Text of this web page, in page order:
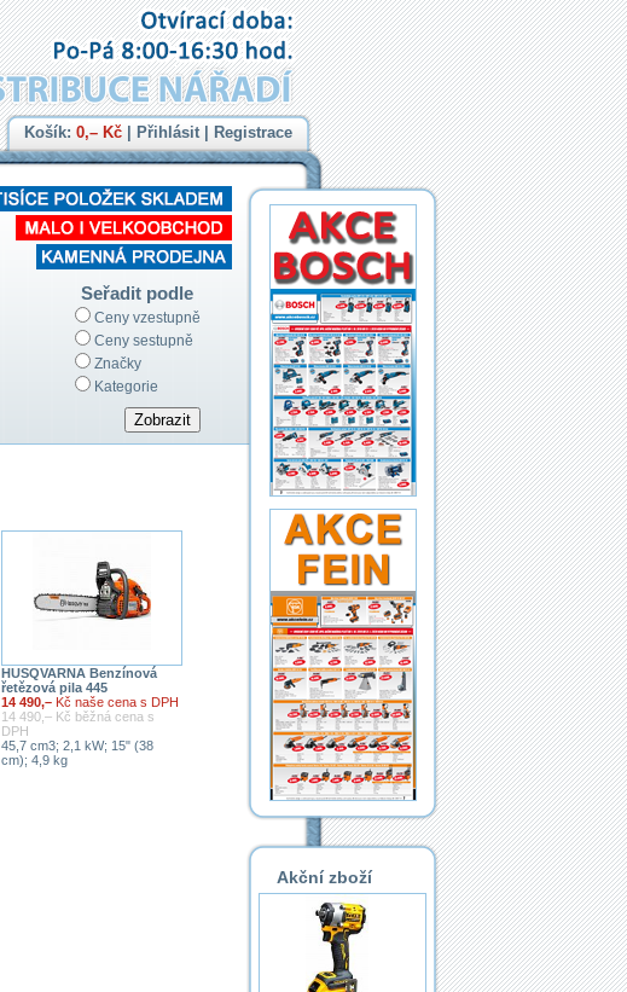
Košík: 0,– Kč Přihlásit| Registrace
Seřadit podle
Ceny vzestupně
Ceny sestupně
Značky
Kategorie
HUSQVARNA Benzínová
řetězová pila 445
14 490,– Kč naše cena s DPH
14 490,– Kč běžná cena s
DPH
45,7 cm3; 2,1 kW; 15" (38
cm); 4,9 kg
Akční zboží